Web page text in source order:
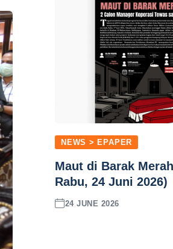
NEWS > EPAPER
Maut di Barak
Rabu, 24 Juni 2026)
24 JUNE 2026